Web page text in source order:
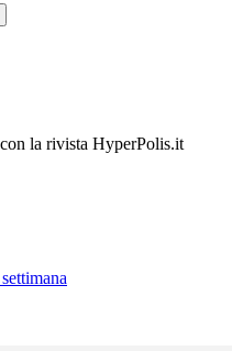
la rivista HyperPolis.it